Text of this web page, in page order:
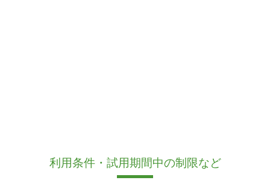
利用条件・試用期間中の制限など